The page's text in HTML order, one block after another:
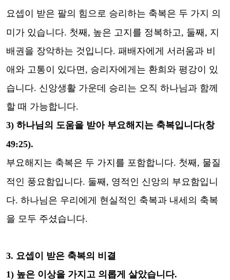
요셉이 받은 팔의 힘으로 승리하는 축복은 두 가지 의
미가 있습니다. 첫째 , 높은 고지를 정복하고, 둘째 , 지
배권을 장악하는 것입니다. 패배자에게 서러움과 비
애와 고통이 있다면, 승리자에게는 환희와 평강이 있
습니다. 신앙생활 가운데 승리는 오직 하나님과 함께
할 때 가능합니다.
3) 하나님의 도움을 받아 부요해지는 축복입니다(창
49:25).
부요해지는 축복은 두 가지를 포함합니다. 첫째 , 물질
적인 풍요함입니다. 둘째 , 영적인 신앙의 부요함입니
다. 하나님은 우리에게 현실적인 축복과 내세의 축복
을 모두 주셨습니다.
3. 요셉이 받은 축복의 비결
1) 높은 이상을 가지고 의롭게 살았습니다.